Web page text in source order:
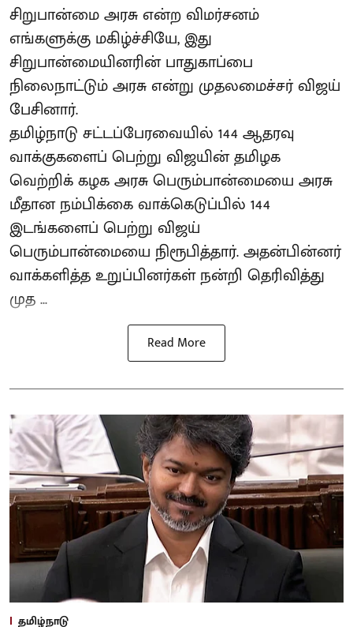
சிறுபான்மை அரசு என்ற விமர்சனம்
எங்களுக்கு மகிழ்ச்சியே, இது
சிறுபான்மையினரின் பாதுகாப்பை
நிலைநாட்டும் அரசு என்று முதலமைச்சர் விஜய்
பேசினார்.
தமிழ்நாடு சட்டப்பேரவையில் 144 ஆதரவு
வாக்குகளைப் பெற்று விஜயின் தமிழக
வெற்றிக் கழக அரசு பெரும்பான்மையை அரசு
மீதான நம்பிக்கை வாக்கெடுப்பில் 144
இடங்களைப் பெற்று விஜய்
பெரும்பான்மையை நிரூபித்தார். அதன்பின்னர்
வாக்களித்த உறுப்பினர்கள் நன்றி தெரிவித்து
முத ...
Read More
தமிழ்நாடு